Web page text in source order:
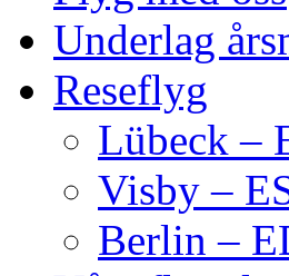
Underlag
Reseflyg
Lübeck –
Visby –
Berlin –